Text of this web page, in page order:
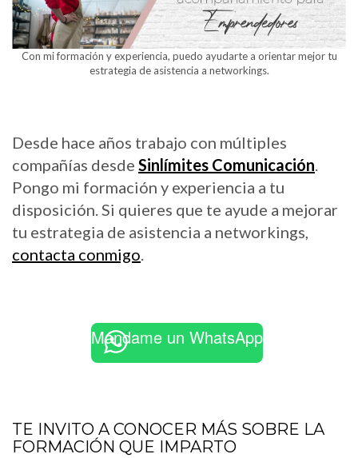
Con mi formación y experiencia, puedo ayudarte a orientar mejor tu
estrategia de asistencia a networkings.
Desde hace años trabajo con múltiples
compañías desde Sinlímites Comunicación.
Pongo mi formación y experiencia a tu
disposición. Si quieres que te ayude a mejorar
tu estrategia de asistencia a networkings,
contacta conmigo.
Mándame un WhatsApp
TE INVITO A CONOCER MÁS SOBRE LA
FORMACIÓN QUE IMPARTO